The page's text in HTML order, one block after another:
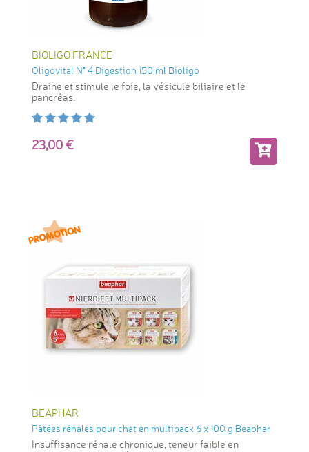
BIOLIGO FRANCE
Oligovital N° 4 Digestion 150 ml Bioligo
Draine et stimule le foie, la vésicule biliaire et le
pancréas.
23,00
BEAPHAR
Pâtées rénales pour chat en multipack 6 x 100 g Beaphar
Insuffisance rénale chronique, teneur faible en